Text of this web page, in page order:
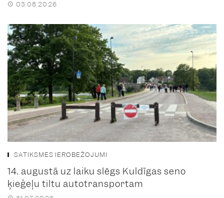
03.08.2026
SATIKSMES IEROBEŽOJUMI
14. augustā uz laiku slēgs Kuldīgas seno
ķieģeļu tiltu autotransportam